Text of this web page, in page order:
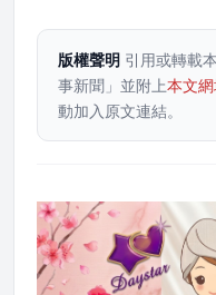
版權聲明 引用或轉載
事新聞」並附上本文網
動加入原文連結。